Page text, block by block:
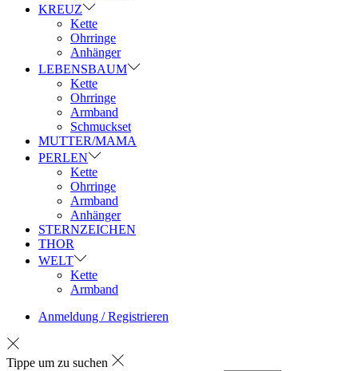
KREUZ
Kette
Ohrringe
Anhänger
LEBENSBAUM
Kette
Ohrringe
Armband
Schmuckset
MUTTER/MAMA
PERLEN
Kette
Ohrringe
Armband
Anhänger
STERNZEICHEN
THOR
WELT
Kette
Armband
Anmeldung / Registrieren
Tippe um zu suchen